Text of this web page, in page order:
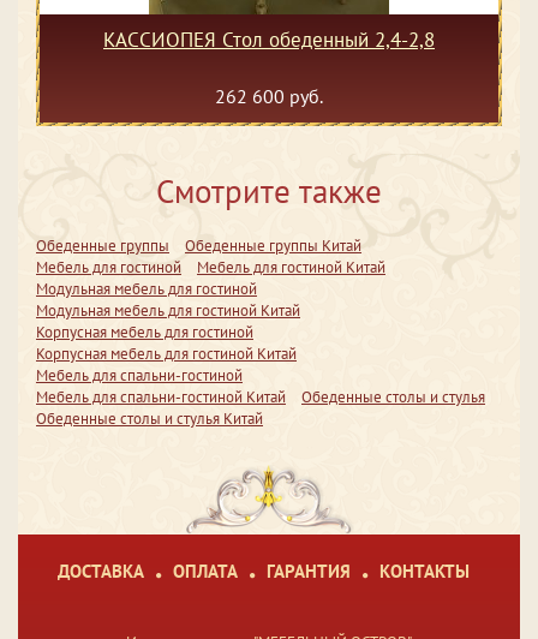
КАССИОПЕЯ Стол обеденный 2,4-2,8
262 600 руб.
Смотрите также
Обеденные группы
Обеденные группы Китай
Мебель для гостиной
Мебель для гостиной Китай
Модульная мебель для гостиной
Модульная мебель для гостиной Китай
Корпусная мебель для гостиной
Корпусная мебель для гостиной Китай
Мебель для спальни-гостиной
Мебель для спальни-гостиной Китай
Обеденные столы и стулья
Обеденные столы и стулья Китай
ДОСТАВКА ОПЛАТА ГАРАНТИЯ КОНТАКТЫ